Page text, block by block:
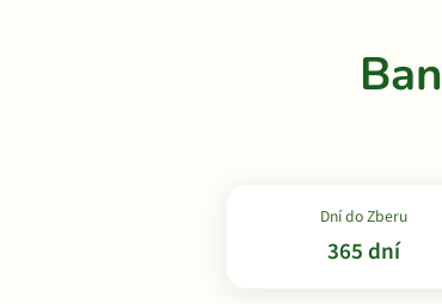
Dní do Zberu
365 dní